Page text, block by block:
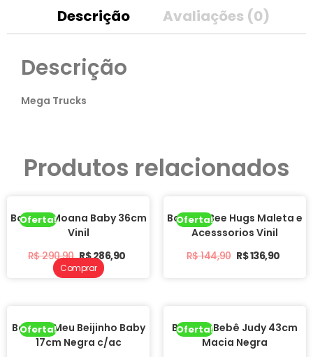
Descrição Avaliações (0)
Descrição
Mega Trucks
Produtos relacionados
Oferta!
Boneca Moana Baby 36cm
Vinil
R$290,90 R$286,90
Oferta!
Boneca Bee Hugs Maleta e
Acesssorios Vinil
R$144,90 R$136,90
Comprar
Oferta!
Boneca Meu Beijinho Baby
17cm Negra c/ac
Oferta!
Boneca Bebê Judy 43cm
Macia Negra